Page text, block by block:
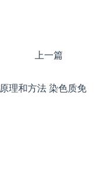
上一篇
染色质免